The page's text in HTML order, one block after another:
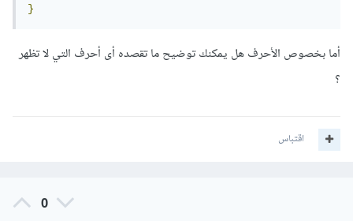
}
أما بخصوص الأحرف هل يمكنك توضيح ما تقصده أى أحرف التي لا تظهر
؟
اقتباس
0